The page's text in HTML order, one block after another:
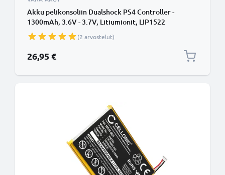
Akku pelikonsoliin Dualshock PS4 Controller -
1300mAh, 3.6V - 3.7V, Litiumionit, LIP1522
vaihtoakku + Työkalu(2 arvostelut)
26,95 €